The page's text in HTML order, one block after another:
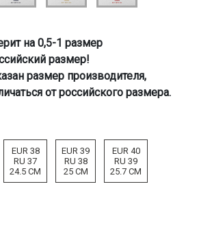
на 0,5-1 размер
размер!
размер производителя,
от российского размера.
EUR 38
RU 37
24.5 CM
EUR 39
RU 38
25 CM
EUR 40
RU 39
25.7 CM